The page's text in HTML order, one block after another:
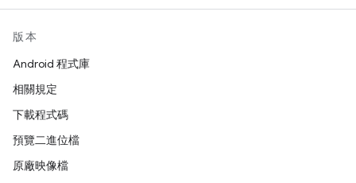
版本
Android 程式庫
相關規定
下載程式碼
預覽二進位檔
原廠映像檔